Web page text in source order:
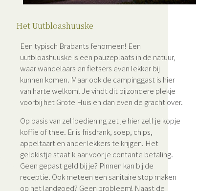
Het Uutbloashuuske
Een typisch Brabants fenomeen! Een
uutbloashuuske is een pauzeplaats in de natuur,
waar wandelaars en fietsers even lekker bij
kunnen komen. Maar ook de campinggast is hier
van harte welkom! Je vindt dit bijzondere plekje
voorbij het Grote Huis en dan even de gracht over.
Op basis van zelfbediening zet je hier zelf je kopje
koffie of thee. Er is frisdrank, soep, chips,
appeltaart en ander lekkers te krijgen. Het
geldkistje staat klaar voor je contante betaling.
Geen gepast geld bij je? Pinnen kan bij de
receptie. Ook meteen een sanitaire stop maken
op het landgoed? Geen probleem! Naast de